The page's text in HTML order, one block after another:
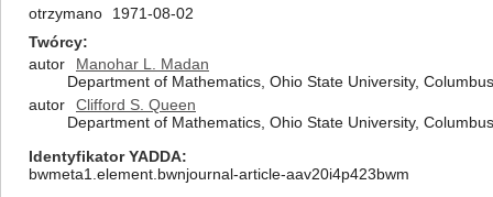
otrzymano
1971-08-02
Twórcy
autor
Manohar L. Madan
Department of Mathematics, Ohio State University,
autor
Clifford S. Queen
Department of Mathematics, Ohio State University,
Identyfikator YADDA
bwmeta1.element.bwnjournal-article-aav20i4p423bwm